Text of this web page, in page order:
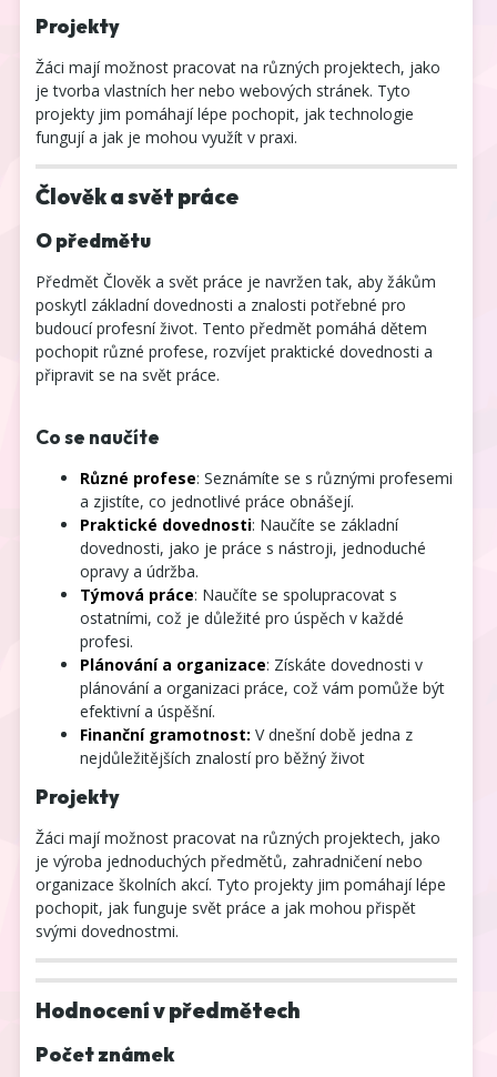
Projekty
Žáci mají možnost pracovat na různých projektech, jako
je tvorba vlastních her nebo webových stránek. Tyto
projekty jim pomáhají lépe pochopit, jak technologie
fungují a jak je mohou využít v praxi.
Člověk a svět práce
O předmětu
Předmět Člověk a svět práce je navržen tak, aby žákům
poskytl základní dovednosti a znalosti potřebné pro
budoucí profesní život. Tento předmět pomáhá dětem
pochopit různé profese, rozvíjet praktické dovednosti a
připravit se na svět práce.
Co se naučíte
Různé profese: Seznámíte se s různými profesemi
a zjistíte, co jednotlivé práce obnášejí.
Praktické dovednosti: Naučíte se základní
dovednosti, jako je práce s nástroji, jednoduché
opravy a údržba.
Týmová práce: Naučíte se spolupracovat s
ostatními, což je důležité pro úspěch v každé
profesi.
Plánování a organizace: Získáte dovednosti v
plánování a organizaci práce, což vám pomůže být
efektivní a úspěšní.
Finanční gramotnost: V dnešní době jedna z
nejdůležitějších znalostí pro běžný život
Projekty
Žáci mají možnost pracovat na různých projektech, jako
je výroba jednoduchých předmětů, zahradničení nebo
organizace školních akcí. Tyto projekty jim pomáhají lépe
pochopit, jak funguje svět práce a jak mohou přispět
svými dovednostmi.
Hodnocení v předmětech
Počet známek